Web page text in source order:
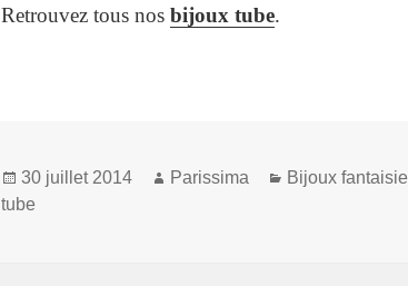
Retrouvez tous nosbijoux tube.
Publié
le
30 juillet 2014 Auteur
Parissima Catégories
Bijoux fantaisie
tube